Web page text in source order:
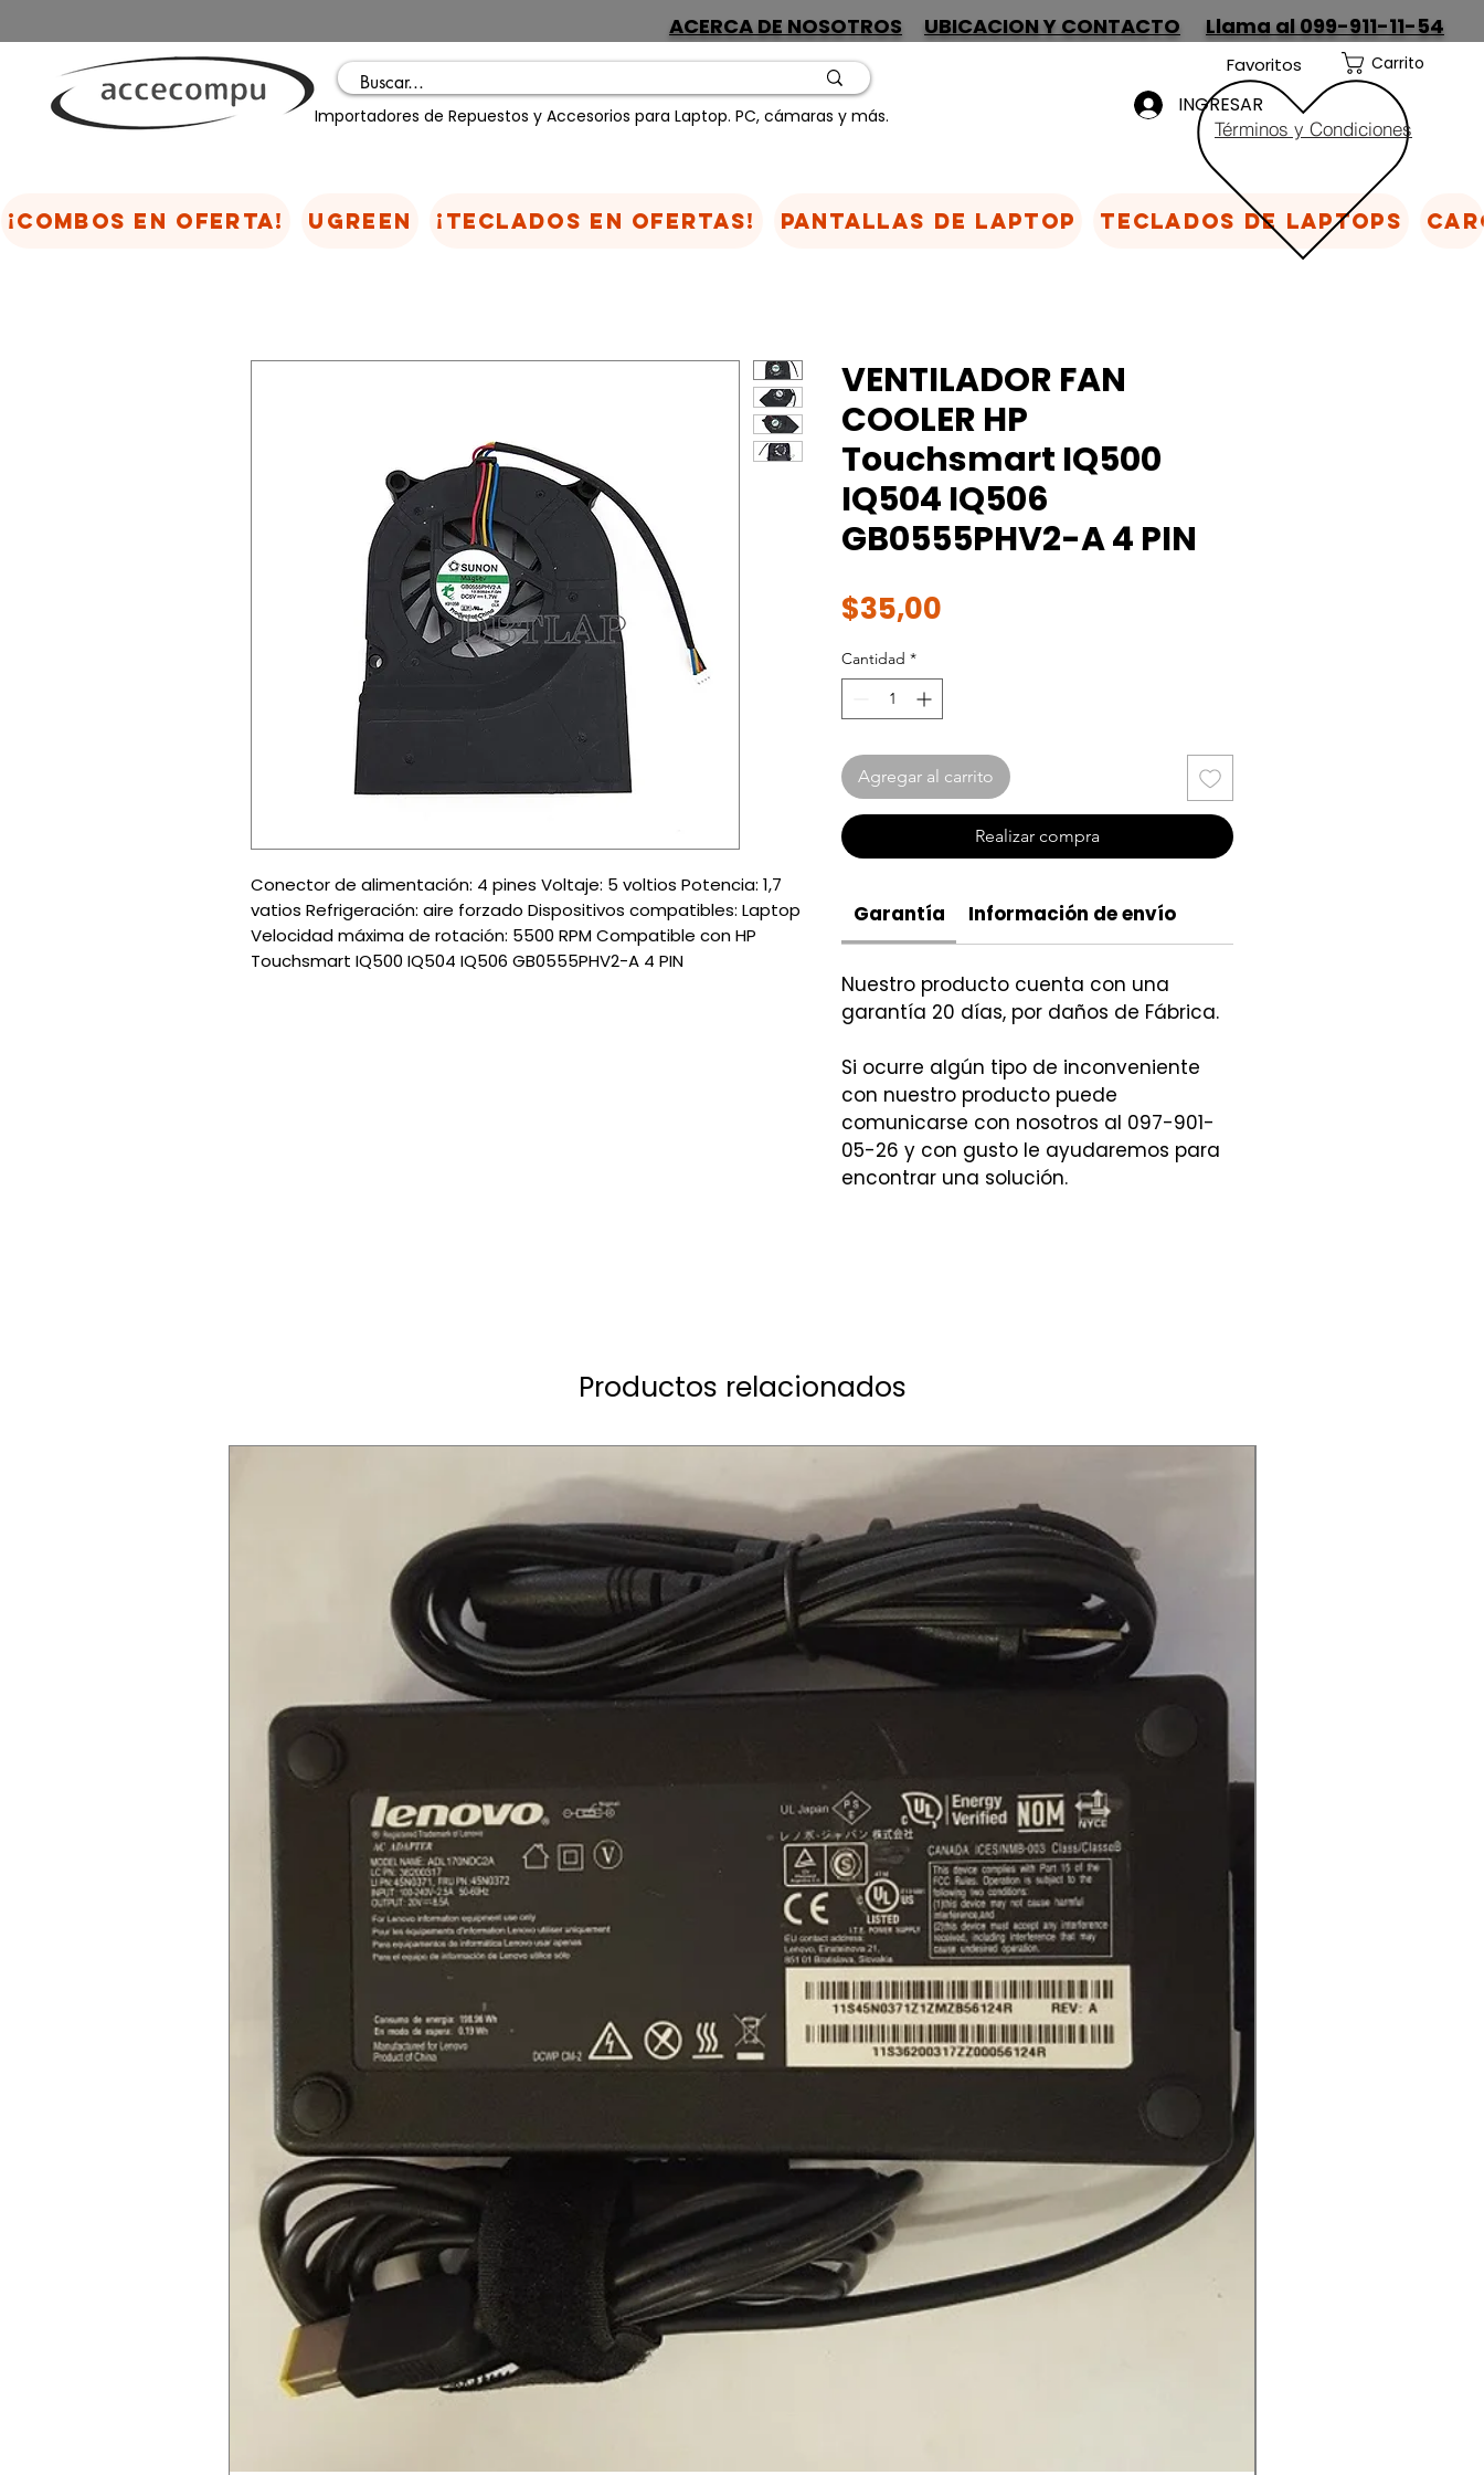
ACERCA DE NOSOTROS UBICACION Y CONTACTO Llama al 099-911-11-54
Importadores de Repuestos y Accesorios para Laptop. PC, cámaras y más.
Favoritos Carrito
Términos y Condiciones
INGRESAR
Conector de alimentación: 4 pines Voltaje: 5 voltios Potencia: 1,7
vatios Refrigeración: aire forzado Dispositivos compatibles: Laptop
Velocidad máxima de rotación: 5500 RPM Compatible con HP
Touchsmart IQ500 IQ504 IQ506 GB0555PHV2-A 4 PIN
VENTILADOR FAN
COOLER HP
Touchsmart IQ500
IQ504 IQ506
GB0555PHV2-A 4 PIN
$35,00
Cantidad *
Agregar al carrito
Realizar compra
Garantía Información de envío
Nuestro producto cuenta con una
garantía 20 días, por daños de Fábrica.
Si ocurre algún tipo de inconveniente
con nuestro producto puede
comunicarse con nosotros al 097-901-
05-26 y con gusto le ayudaremos para
encontrar una solución.
Productos relacionados
¡COMBOS EN OFERTA! UGREEN ¡TECLADOS EN OFERTAS! Pantallas de Laptop Teclados de laptops